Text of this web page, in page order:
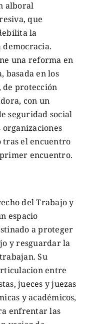
alboral
que
la
democracia.
una reforma en
basada en los
de protección
con un
seguridad social
tras el encuentro
encuentro.
del Trabajo y
espacio
a proteger
y resguardar la
Su
entre
jueces y juezas
y académicos,
enfrentar las